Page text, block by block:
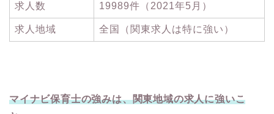
求人数 19989件（2021年5月）
求人地域 全国（関東求人は特に強い）
マイナビ保育士の強みは、関東地域の求人に強いこ